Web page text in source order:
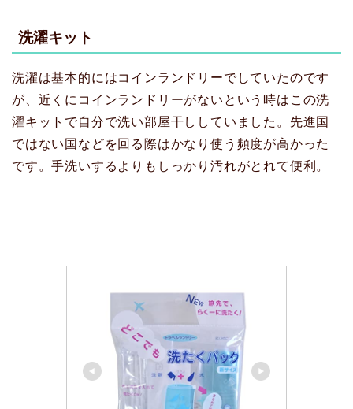
洗濯キット
洗濯は基本的にはコインランドリーでしていたのです
が、近くにコインランドリーがないという時はこの洗
濯キットで自分で洗い部屋干ししていました。先進国
ではない国などを回る際はかなり使う頻度が高かった
です。手洗いするよりもしっかり汚れがとれて便利。